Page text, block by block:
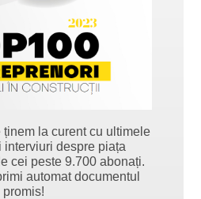
ținem la curent cu ultimele
interviuri despre piața
cei peste 9.700 abonați.
automat documentul
promis!